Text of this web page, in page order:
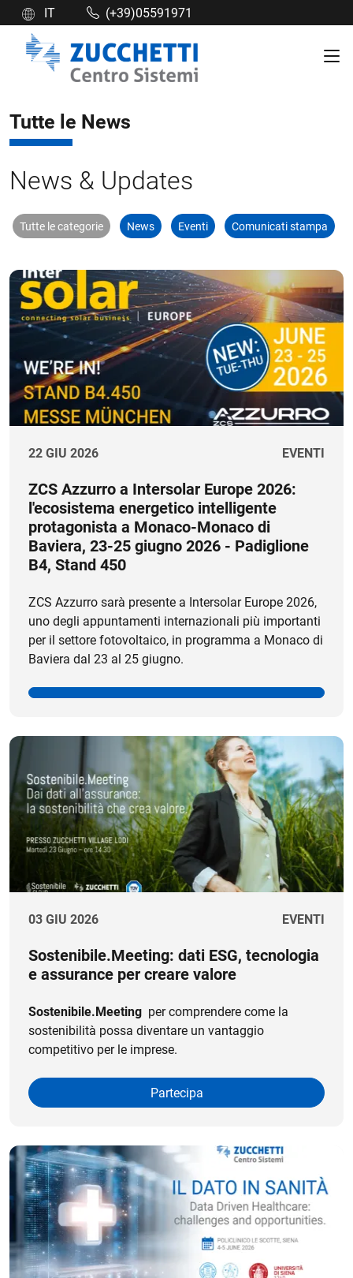
IT (+39)05591971
Tutte le News
News & Updates
Tutte le categorie News Eventi Comunicati stampa
22 GIU 2026 EVENTI
ZCS Azzurro a Intersolar Europe 2026:
l'ecosistema energetico intelligente
protagonista a Monaco-Monaco di
Baviera, 23-25 giugno 2026 - Padiglione
B4, Stand 450
ZCS Azzurro sarà presente a Intersolar Europe 2026,
uno degli appuntamenti internazionali più importanti
per il settore fotovoltaico, in programma a Monaco di
Baviera dal 23 al 25 giugno.
03 GIU 2026 EVENTI
Sostenibile.Meeting: dati ESG, tecnologia
e assurance per creare valore
Sostenibile.Meeting per comprendere come la
sostenibilità possa diventare un vantaggio
competitivo per le imprese.
Partecipa